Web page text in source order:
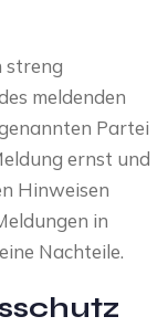
streng
meldenden
Partei
ernst und
Hinweisen
in
Nachteile.